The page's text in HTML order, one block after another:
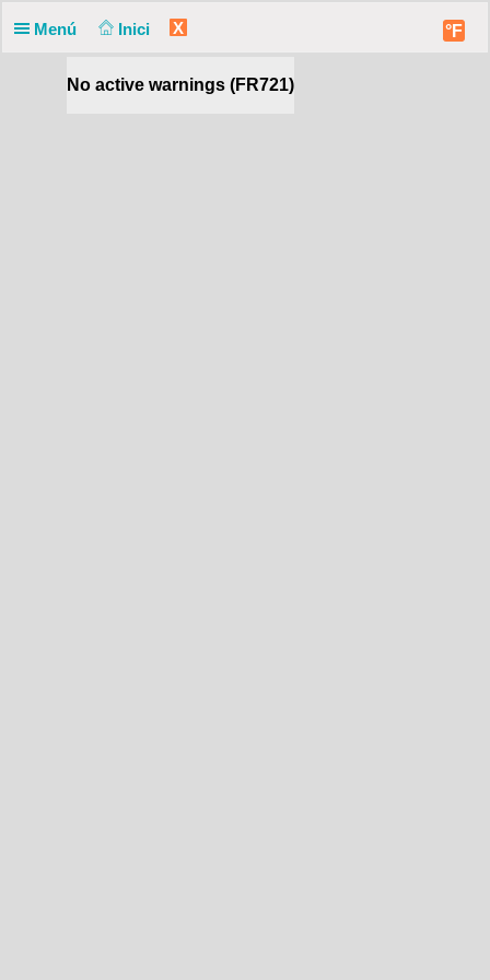
Menú Inici X °F
No active warnings (FR721)